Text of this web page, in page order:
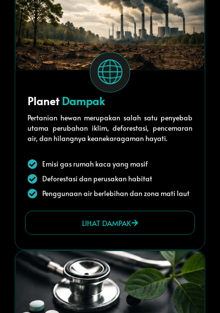
Planet Dampak
Pertanian hewan merupakan salah satu penyebab
utama perubahan iklim, deforestasi, pencemaran
air, dan hilangnya keanekaragaman hayati.
Emisi gas rumah kaca yang masif
Deforestasi dan perusakan habitat
Penggunaan air berlebihan dan zona mati laut
LIHAT DAMPAK